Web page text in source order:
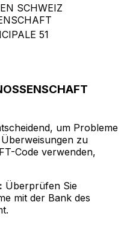
SCHWEIZ
51
um Probleme
zu
Code verwenden,
Überprüfen Sie
mit der Bank des